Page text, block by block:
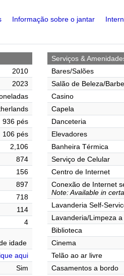
Informação sobre o jantar
2010
2023
936 pés
106 pés
2,106
874
156
897
718
114
4
idade
aqui
Sim
Serviços &
Bares/Salões
Salão de Beleza/
Casino
Capela
Danceteria
Elevadores
Banheira Térmica
Serviço de Celular
Centro de Internet
Conexão de Internet
Note: Available in
Lavanderia Self-
Lavanderia/Limpeza a
Biblioteca
Cinema
Telão ao ar livre
Casamentos a bordo